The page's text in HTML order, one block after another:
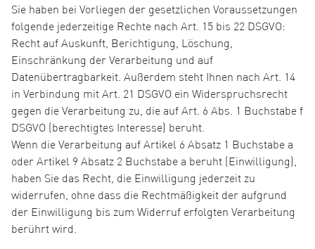
Sie haben bei Vorliegen der gesetzlichen Voraussetzungen
folgende jederzeitige Rechte nach Art. 15 bis 22 DSGVO:
Recht auf Auskunft, Berichtigung, Löschung,
Einschränkung der Verarbeitung und auf
Datenübertragbarkeit. Außerdem steht Ihnen nach Art. 14
in Verbindung mit Art. 21 DSGVO ein Widerspruchsrecht
gegen die Verarbeitung zu, die auf Art. 6 Abs. 1 Buchstabe f
DSGVO (berechtigtes Interesse) beruht.
Wenn die Verarbeitung auf Artikel 6 Absatz 1 Buchstabe a
oder Artikel 9 Absatz 2 Buchstabe a beruht (Einwilligung),
haben Sie das Recht, die Einwilligung jederzeit zu
widerrufen, ohne dass die Rechtmäßigkeit der aufgrund
der Einwilligung bis zum Widerruf erfolgten Verarbeitung
berührt wird.